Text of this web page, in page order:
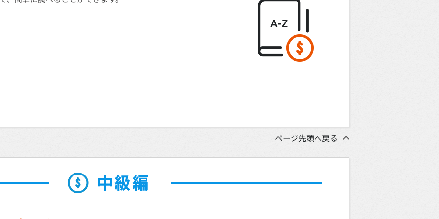
ページ先頭へ戻る